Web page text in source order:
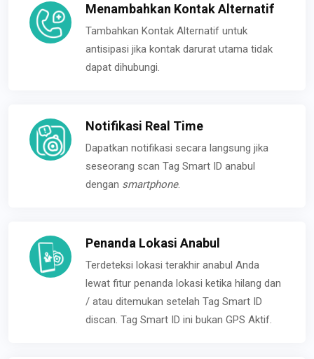
Menambahkan Kontak Alternatif
Tambahkan Kontak Alternatif untuk
antisipasi jika kontak darurat utama tidak
dapat dihubungi.
Notifikasi Real Time
Dapatkan notifikasi secara langsung jika
seseorang scan Tag Smart ID anabul
dengan smartphone.
Penanda Lokasi Anabul
Terdeteksi lokasi terakhir anabul Anda
lewat fitur penanda lokasi ketika hilang dan
/ atau ditemukan setelah Tag Smart ID
discan. Tag Smart ID ini bukan GPS Aktif.